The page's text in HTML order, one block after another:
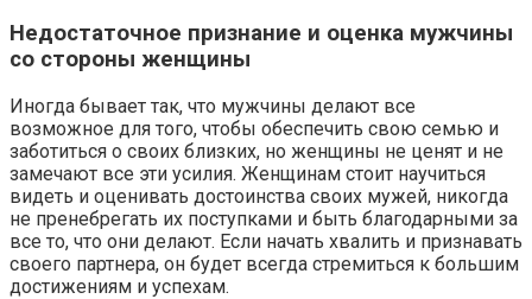
Недостаточное признание и оценка мужчины
со стороны женщины
Иногда бывает так, что мужчины делают все
возможное для того, чтобы обеспечить свою семью и
заботиться о своих близких, но женщины не ценят и не
замечают все эти усилия. Женщинам стоит научиться
видеть и оценивать достоинства своих мужей, никогда
не пренебрегать их поступками и быть благодарными за
все то, что они делают. Если начать хвалить и признавать
своего партнера, он будет всегда стремиться к большим
достижениям и успехам.